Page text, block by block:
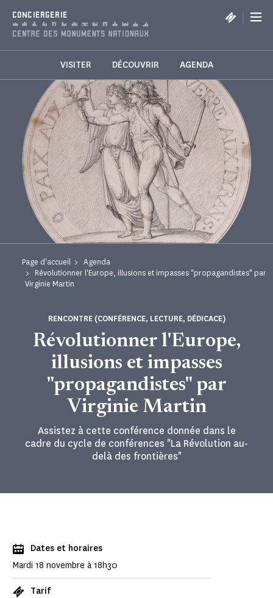
CONCIERGERIE |
VISITER DÉCOUVRIR AGENDA
Page d'accueil
Agenda
Révolutionner l'Europe, illusions et impasses "propagandistes" par
Virginie Martin
Révolutionner l'Europe,
illusions et impasses
"propagandistes" par
Virginie Martin
RENCONTRE (CONFÉRENCE, LECTURE, DÉDICACE)
Assistez à cette conférence donnée dans le
cadre du cycle de conférences "La Révolution au-
delà des frontières"
Dates et horaires
Mardi 18 novembre à 18h30
Tarif